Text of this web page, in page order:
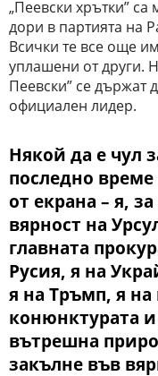
„Пеевски хрътки”
дори в партията на
Всички те все още
уплашени от други.
Пеевски” се държат
официален лидер.
Някой да е чул
последно
от екрана – я,
вярност на
главната
Русия, я на
я на Тръмп, я на
конюнктурата
вътрешна
закълне във